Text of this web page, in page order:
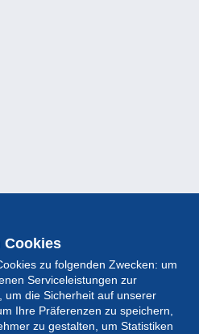
Cookies
zu folgenden Zwecken: um
Serviceleistungen zur
um die Sicherheit auf unserer
Ihre Präferenzen zu speichern,
zu gestalten, um Statistiken